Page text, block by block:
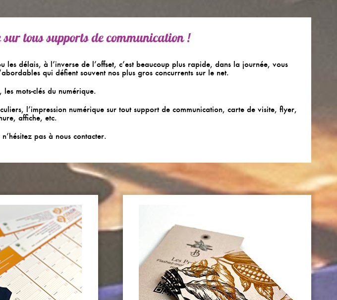
tous supports de communication !
délais, à l’inverse de l’offset, c’est beaucoup plus rapide, dans la journée, vous
qui défient souvent nos plus gros concurrents sur le net.
mots-clés du numérique.
l’impression numérique sur tout support de communication, carte de visite, flyer,
affiche, etc.
pas à nous contacter.